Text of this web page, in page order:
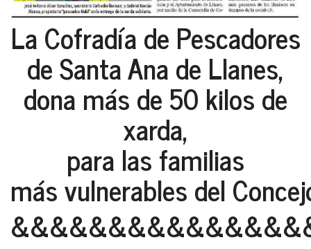
La Cofradía de Pescadores
de Santa Ana de Llanes,
dona más de 50 kilos de
xarda,
para las familias
más vulnerables del